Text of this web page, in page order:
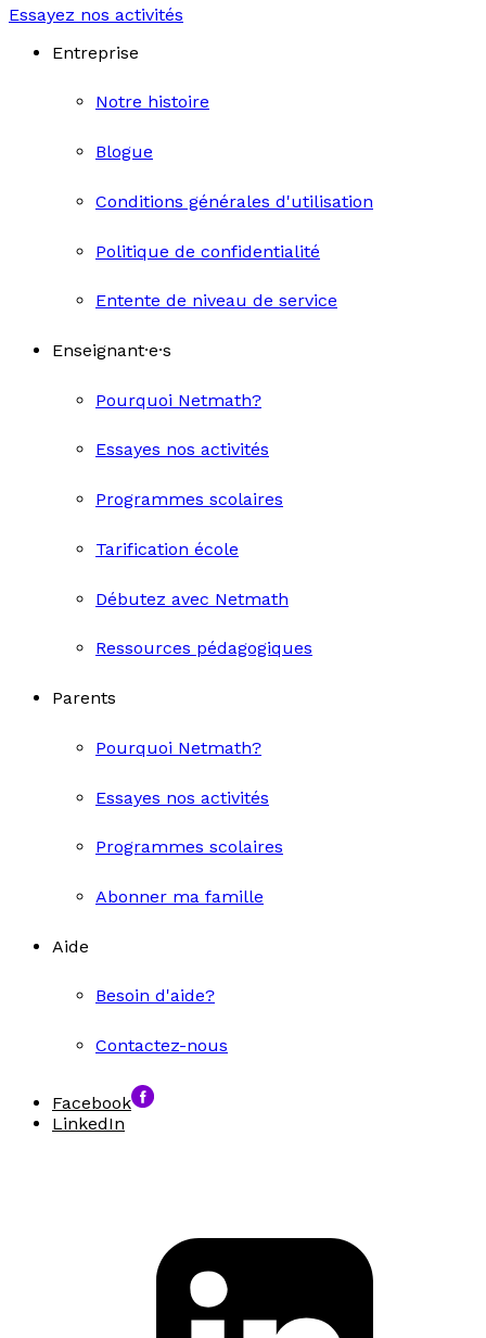
Essayez nos activités
Entreprise
Notre histoire
Blogue
Conditions générales d'utilisation
Politique de confidentialité
Entente de niveau de service
Enseignant·e·s
Pourquoi Netmath?
Essayes nos activités
Programmes scolaires
Tarification école
Débutez avec Netmath
Ressources pédagogiques
Parents
Pourquoi Netmath?
Essayes nos activités
Programmes scolaires
Abonner ma famille
Aide
Besoin d'aide?
Contactez-nous
Facebook
LinkedIn